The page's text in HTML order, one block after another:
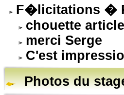
F�licitations �
chouette article
merci Serge
C'est
Photos du